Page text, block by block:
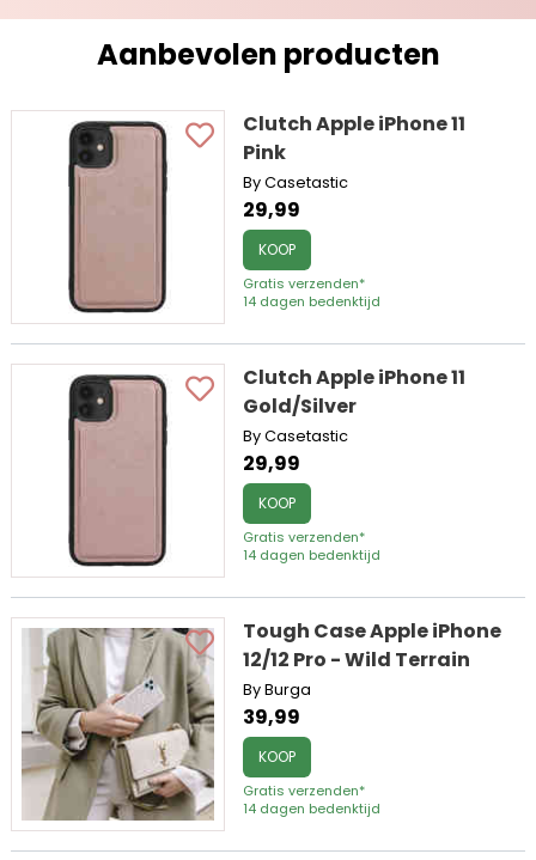
Aanbevolen producten
Clutch Apple iPhone 11
Pink
By Casetastic
29,99
KOOP
Gratis verzenden*
14 dagen bedenktijd
Clutch Apple iPhone 11
Gold/Silver
By Casetastic
29,99
KOOP
Gratis verzenden*
14 dagen bedenktijd
Tough Case Apple iPhone
12/12 Pro - Wild Terrain
By Burga
39,99
KOOP
Gratis verzenden*
14 dagen bedenktijd